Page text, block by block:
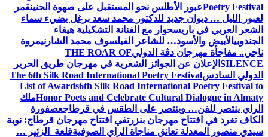
Poetry Festivalعبور الأطلس نحو المستقبل على صهوة الحنينقمر
لعبور الليل … ديوان جديد للدكتور محمد سعد برغل يضيء سماء
الشعر العربي في باريسحوار مع الفنانة التشكيلية هيفاء
الجندوبيالأبيض والأسود… للشاعر الفيلسوف محمد الشارنيمروة
ناجي.. مفاجأة مهرجان دڨة الدوليTHE ROAR OF
SILENCE الإعلان عن الجوائز الشعرية في مهرجان طريق الحرير
الدولي السادسThe 6th Silk Road International Poetry Festival
List of Awards6th Silk Road International Poetry Festival to
Honor Poets and Celebrate Cultural Dialogue in Almatyملك
الراي ينتصر للفن… وينتصر على الطقس في قرطاجعصفورة
الكاف تغرد في افتتاح مهرجان بنزرتفي افتتاح مهرجان قرطاج: نوبة
سيدي منصور المعدلة تعانق مناجاة الراي الصوفيةقلعة الزئير …